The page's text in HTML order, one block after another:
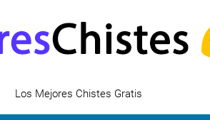
Los Mejores Chistes Gratis